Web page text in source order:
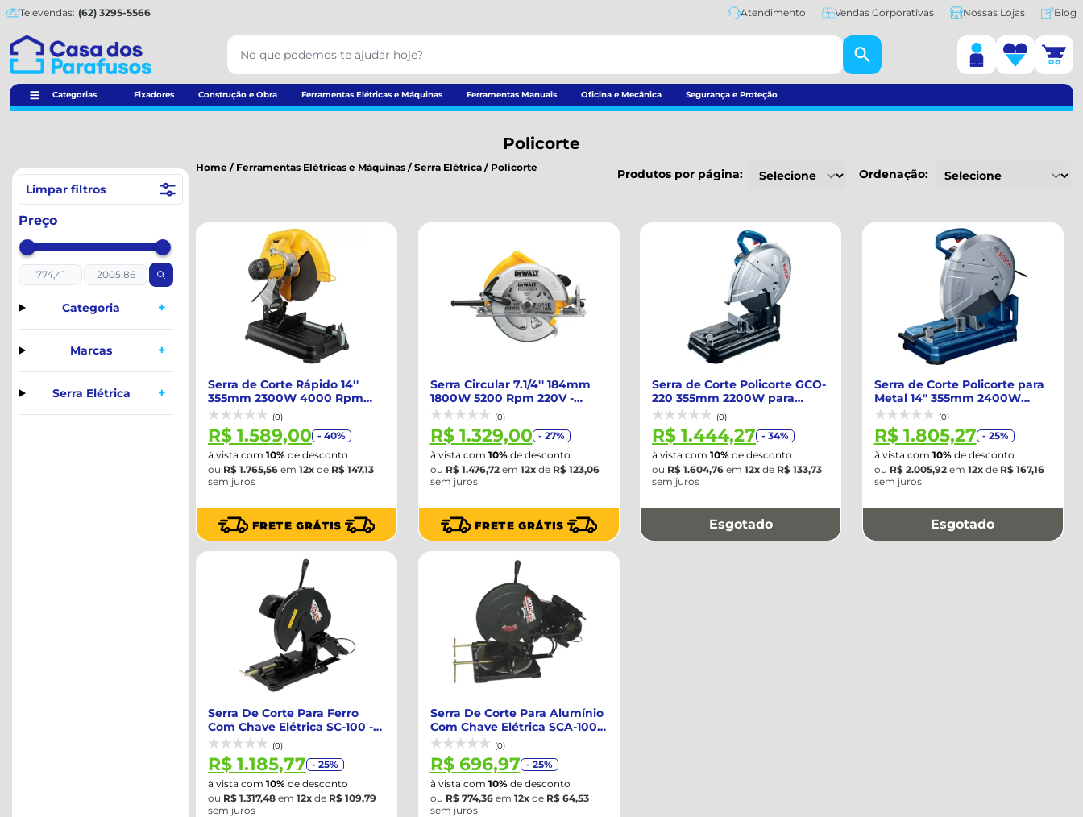
Televendas: (62) 3295-5566 Atendimento Vendas Corporativas Nossas Lojas Blog
Categorias Fixadores Construção e Obra Ferramentas Elétricas e Máquinas Ferramentas Manuais Oficina e Mecânica Segurança e Proteção
Policorte
Limpar filtros
Preço
Categoria +
Marcas +
Serra Elétrica +
Home / Ferramentas Elétricas e Máquinas / Serra Elétrica / Policorte Produtos por página: Ordenação:
Serra de Corte Rápido 14''
355mm 2300W 4000 Rpm
220V - DEWAL...
(0)
R$ 1.589,00 - 40%
à vista com 10% de desconto
ou R$ 1.765,56 em 12x de R$ 147,13
sem juros
Serra Circular 7.1/4'' 184mm
1800W 5200 Rpm 220V -
DEWALT-DW...
(0)
R$ 1.329,00 - 27%
à vista com 10%de desconto
ou R$ 1.476,72em 12xde R$ 123,06
sem juros
Serra de Corte Policorte GCO-
220 355mm 2200W para
Metal com ...
(0)
R$ 1.444,27 - 34%
à vista com 10% de desconto
ou R$ 1.604,76 em 12x de R$ 133,73
sem juros
Esgotado
Serra de Corte Policorte para
Metal 14" 355mm 2400W
220V - B...
(0)
R$ 1.805,27 - 25%
à vista com 10%de desconto
ou R$ 2.005,92em 12xde R$ 167,16
sem juros
Esgotado
Serra De Corte Para Ferro
Com Chave Elétrica SC-100 -
MOTOMI...
(0)
R$ 1.185,77 - 25%
à vista com 10% de desconto
ou R$ 1.317,48 em 12x de R$ 109,79
sem juros
Serra De Corte Para Alumínio
Com Chave Elétrica SCA-100 -
MO...
(0)
R$ 696,97 - 25%
à vista com 10%de desconto
ou R$ 774,36em 12xde R$ 64,53
sem juros